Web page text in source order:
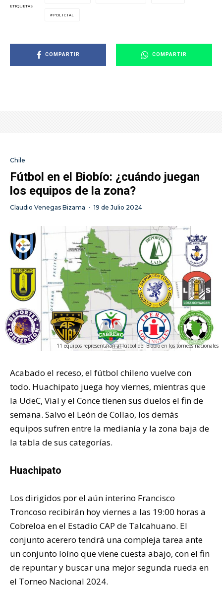
ETIQUETAS
POLICIAL
COMPARTIR COMPARTIR
Chile
Fútbol en el Biobío: ¿cuándo juegan
los equipos de la zona?
Claudio Venegas Bizama · 19 de Julio 2024
11 equipos representarán al fútbol del Biobío en los torneos nacionales
Acabado el receso, el fútbol chileno vuelve con
todo. Huachipato juega hoy viernes, mientras que
la UdeC, Vial y el Conce tienen sus duelos el fin de
semana. Salvo el León de Collao, los demás
equipos sufren entre la medianía y la zona baja de
la tabla de sus categorías.
Huachipato
Los dirigidos por el aún interino Francisco
Troncoso recibirán hoy viernes a las 19:00 horas a
Cobreloa en el Estadio CAP de Talcahuano. El
conjunto acerero tendrá una compleja tarea ante
un conjunto loíno que viene cuesta abajo, con el fin
de repuntar y buscar una mejor segunda rueda en
el Torneo Nacional 2024.